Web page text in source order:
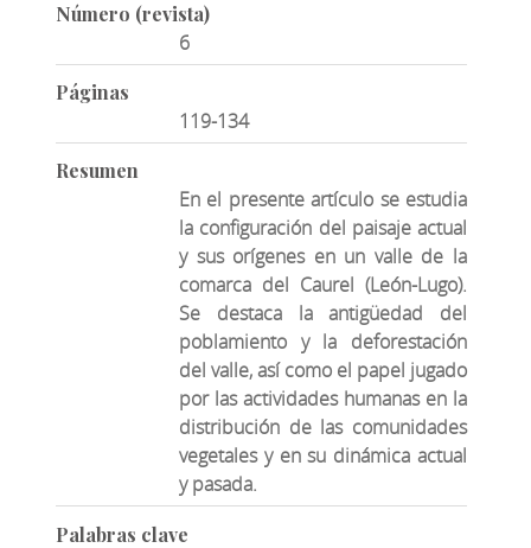
Número (revista)
6
Páginas
119-134
Resumen
En el presente artículo se estudia
la configuración del paisaje actual
y sus orígenes en un valle de la
comarca del Caurel (León-Lugo).
Se destaca la antigüedad del
poblamiento y la deforestación
del valle, así como el papel jugado
por las actividades humanas en la
distribución de las comunidades
vegetales y en su dinámica actual
y pasada.
Palabras clave